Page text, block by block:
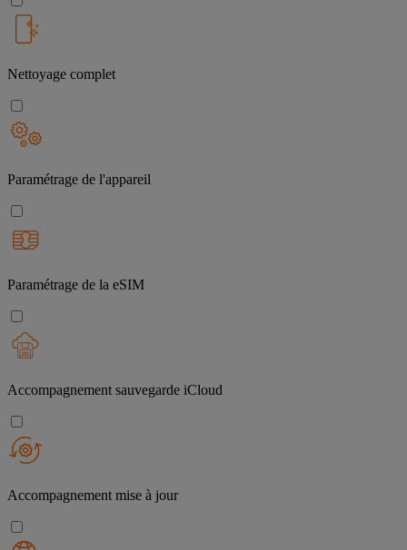
Nettoyage complet
Paramétrage de l'appareil
Paramétrage de la eSIM
Accompagnement sauvegarde iCloud
Accompagnement mise à jour